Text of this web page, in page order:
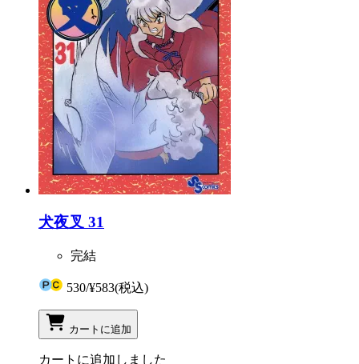
犬夜叉 31
完結
530/¥583(税込)
カートに追加
カートに追加しました